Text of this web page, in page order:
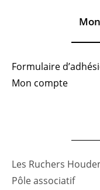
Formulaire
Mon compte
Les Ruchers
Pôle associatif